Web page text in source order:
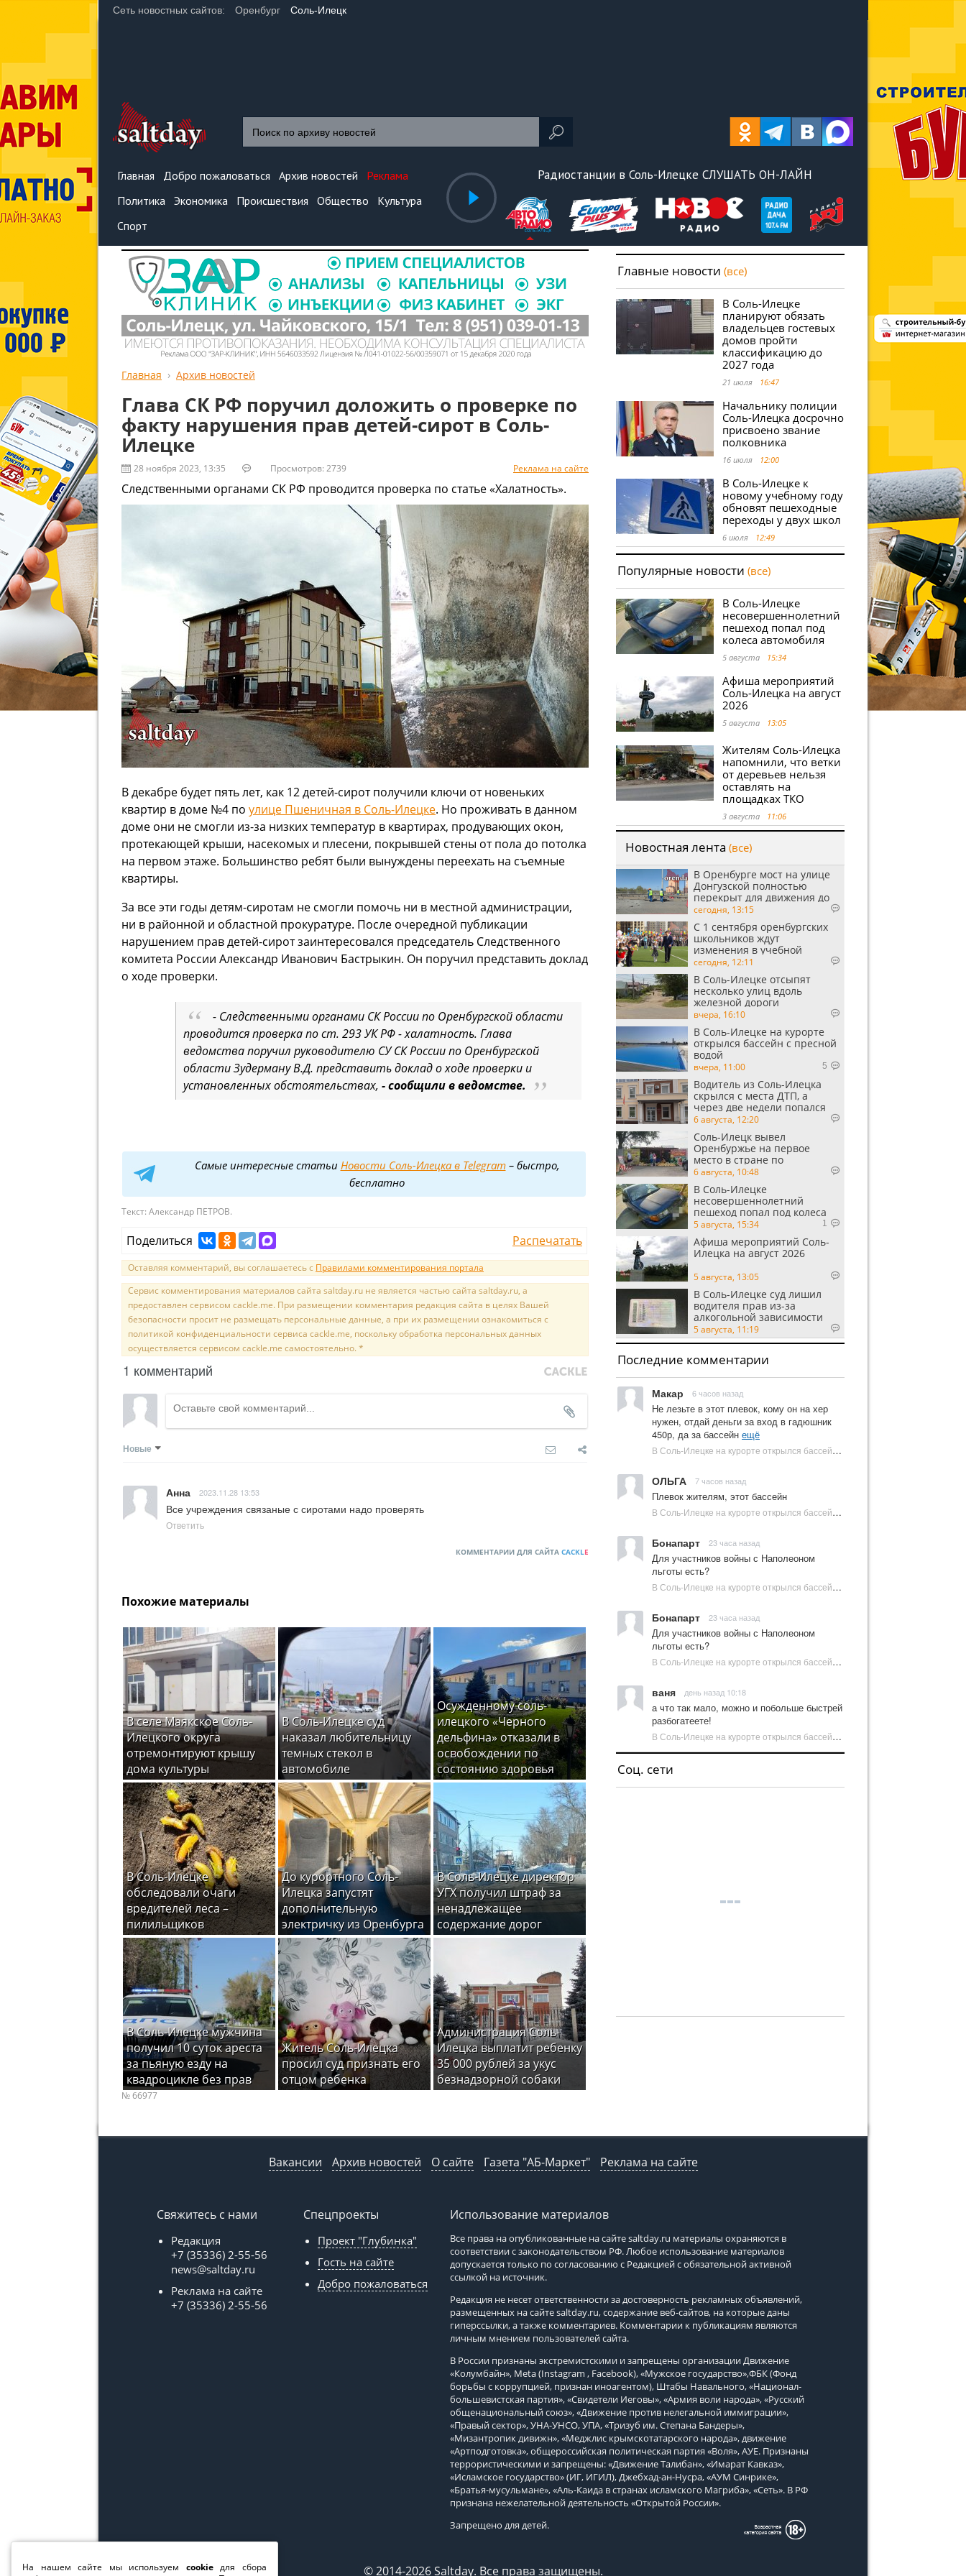
Сеть новостных сайтов: Оренбург Соль-Илецк
Главная Добро пожаловаться Архив новостей
Реклама
Политика Экономика Происшествия Общество
Культура
Спорт
Радиостанции в Соль-Илецке СЛУШАТЬ ОН-ЛАЙН
Главная Архив новостей
Глава СК РФ поручил доложить о проверке по
факту нарушения прав детей-сирот в Соль-
Илецке
28 ноября 2023, 13:35 Просмотров: 2739 Реклама на сайте
Следственными органами СК РФ проводится проверка по статье «Халатность».
В декабре будет пять лет, как 12 детей-сирот получили ключи от новеньких
квартир в доме №4 по улице Пшеничная в Соль-Илецке. Но проживать в данном
доме они не смогли из-за низких температур в квартирах, продувающих окон,
протекающей крыши, насекомых и плесени, покрывшей стены от пола до потолка
на первом этаже. Большинство ребят были вынуждены переехать на съемные
квартиры.
За все эти годы детям-сиротам не смогли помочь ни в местной администрации,
ни в районной и областной прокуратуре. После очередной публикации
нарушением прав детей-сирот заинтересовался председатель Следственного
комитета России Александр Иванович Бастрыкин. Он поручил представить доклад
о ходе проверки.
- Следственными органами СК России по Оренбургской области
проводится проверка по ст. 293 УК РФ - халатность. Глава
ведомства поручил руководителю СУ СК России по Оренбургской
области Зудерману В.Д. представить доклад о ходе проверки и
установленных обстоятельствах, - сообщили в ведомстве.
Самые интересные статьи Новости Соль-Илецка в Telegram– быстро,
бесплатно
Текст: Александр ПЕТРОВ.
Поделиться Распечатать
Оставляя комментарий, вы соглашаетесь с Правилами комментирования портала
Сервис комментирования материалов сайта saltday.ru не является частью сайта saltday.ru, а
предоставлен сервисом cackle.me. При размещении комментария редакция сайта в целях Вашей
безопасности просит не размещать персональные данные, а при их размещении ознакомиться с
политикой конфиденциальности сервиса cackle.me, поскольку обработка персональных данных
осуществляется сервисом cackle.me самостоятельно. *
1 комментарий
Новые
Анна 2023.11.28 13:53
Все учреждения связаные с сиротами надо проверять
Ответить
КОММЕНТАРИИ ДЛЯ САЙТА CACKLE
Похожие материалы
В селе Маякское Соль-
Илецкого округа
отремонтируют крышу
дома культуры
В Соль-Илецке суд
наказал любительницу
темных стекол в
автомобиле
Осужденному соль-
илецкого «Черного
дельфина» отказали в
освобождении по
состоянию здоровья
В Соль-Илецке
обследовали очаги
вредителей леса –
пилильщиков
До курортного Соль-
Илецка запустят
дополнительную
электричку из Оренбурга
В Соль-Илецке директор
УГХ получил штраф за
ненадлежащее
содержание дорог
В Соль-Илецке мужчина
получил 10 суток ареста
за пьяную езду на
квадроцикле без прав
Житель Соль-Илецка
просил суд признать его
отцом ребенка
Администрация Соль-
Илецка выплатит ребенку
35 000 рублей за укус
безнадзорной собаки
№ 66977
Главные новости (все)
В Соль-Илецке
планируют обязать
владельцев гостевых
домов пройти
классификацию до
2027 года
21 июля 16:47
Начальнику полиции
Соль-Илецка досрочно
присвоено звание
полковника
16 июля 12:00
В Соль-Илецке к
новому учебному году
обновят пешеходные
переходы у двух школ
6 июля 12:49
Популярные новости (все)
В Соль-Илецке
несовершеннолетний
пешеход попал под
колеса автомобиля
5 августа 15:34
Афиша мероприятий
Соль-Илецка на август
2026
5 августа 13:05
Жителям Соль-Илецка
напомнили, что ветки
от деревьев нельзя
оставлять на
площадках ТКО
3 августа 11:06
Новостная лента (все)
В Оренбурге мост на улице
Донгузской полностью
перекрыт для движения до
утра 10 августа
сегодня, 13:15
С 1 сентября оренбургских
школьников ждут
изменения в учебной
программе
сегодня, 12:11
В Соль-Илецке отсыпят
несколько улиц вдоль
железной дороги
вчера, 16:10
В Соль-Илецке на курорте
открылся бассейн с пресной
водой
вчера, 11:00 5
Водитель из Соль-Илецка
скрылся с места ДТП, а
через две недели попался
пьяным
6 августа, 12:20
Соль-Илецк вывел
Оренбуржье на первое
место в стране по
выращиванию арбузов
6 августа, 10:48
В Соль-Илецке
несовершеннолетний
пешеход попал под колеса
автомобиля
5 августа, 15:34 1
Афиша мероприятий Соль-
Илецка на август 2026
5 августа, 13:05
В Соль-Илецке суд лишил
водителя прав из-за
алкогольной зависимости
5 августа, 11:19
Последние комментарии
Макар 6 часов назад
Не лезьте в этот плевок, кому он на хер
нужен, отдай деньги за вход в гадюшник
450р, да за бассейн ещё
В Соль-Илецке на курорте открылся бассейн с пресной водой | Новости Соль-Илецка
ОЛЬГА 7 часов назад
Плевок жителям, этот бассейн
В Соль-Илецке на курорте открылся бассейн с пресной водой | Новости Соль-Илецка
Бонапарт 23 часа назад
Для участников войны с Наполеоном
льготы есть?
В Соль-Илецке на курорте открылся бассейн с пресной водой | Новости Соль-Илецка
Бонапарт 23 часа назад
Для участников войны с Наполеоном
льготы есть?
В Соль-Илецке на курорте открылся бассейн с пресной водой | Новости Соль-Илецка
ваня день назад 10:18
а что так мало, можно и побольше быстрей
разбогатеете!
В Соль-Илецке на курорте открылся бассейн с пресной водой | Новости Соль-Илецка
Соц. сети
Вакансии Архив новостей О сайте Газета "АБ-Маркет" Реклама на сайте
Свяжитесь с нами
Редакция
+7 (35336) 2-55-56
news@saltday.ru
Реклама на сайте
+7 (35336) 2-55-56
Спецпроекты
Проект "Глубинка"
Гость на сайте
Добро пожаловаться
Использование материалов
Все права на опубликованные на сайтеsaltday.ru материалы охраняются в
соответствии с законодательством РФ. Любое использование материалов
допускается только по согласованию с Редакцией с обязательной активной
ссылкой на источник.
Редакция не несет ответственности за достоверность рекламных объявлений,
размещенных на сайтеsaltday.ru, содержание веб-сайтов, на которые даны
гиперссылки, а также комментариев. Комментарии к публикациям являются
личным мнением пользователей сайта.
В России признаны экстремистскими и запрещены организации Движение
«Колумбайн», Meta (Instagram , Facebook), «Мужское государство»,ФБК (Фонд
борьбы с коррупцией, признан иноагентом), Штабы Навального, «Национал-
большевистская партия», «Свидетели Иеговы», «Армия воли народа», «Русский
общенациональный союз», «Движение против нелегальной иммиграции»,
«Правый сектор», УНА-УНСО, УПА, «Тризуб им. Степана Бандеры»,
«Мизантропик дивижн», «Меджлис крымскотатарского народа», движение
«Артподготовка», общероссийская политическая партия «Воля», АУЕ. Признаны
террористическими и запрещены: «Движение Талибан», «Имарат Кавказ»,
«Исламское государство» (ИГ, ИГИЛ), Джебхад-ан-Нусра, «АУМ Синрике»,
«Братья-мусульмане», «Аль-Каида в странах исламского Магриба», «Сеть». В РФ
признана нежелательной деятельность «Открытой России».
Запрещено для детей.
© 2014-2026 Saltday. Все права защищены.
На нашем сайте мы используем cookieдля сбора